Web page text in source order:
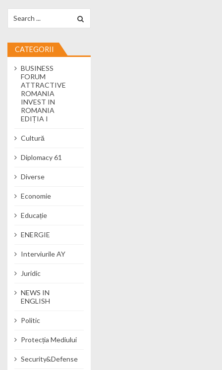
CATEGORII
BUSINESS
FORUM
ATTRACTIVE
ROMANIA
INVEST IN
ROMANIA
EDIȚIA I
Cultură
Diplomacy 61
Diverse
Economie
Educație
ENERGIE
Interviurile AY
Juridic
NEWS IN
ENGLISH
Politic
Protecția Mediului
Security&Defense